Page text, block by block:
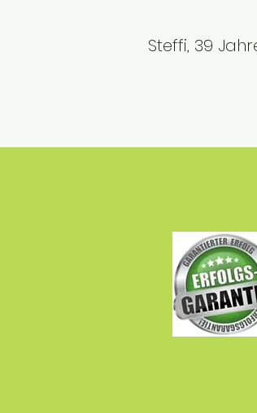
Steffi, 39